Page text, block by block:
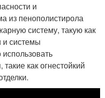
и
из пенополистирола
систему, такую как
и системы
как огнестойкий